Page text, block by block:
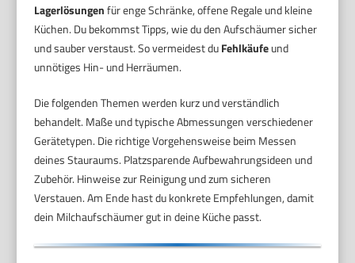
Lagerlösungenfür enge Schränke, offene Regale und kleine
Küchen. Du bekommst Tipps, wie du den Aufschäumer sicher
und sauber verstaust. So vermeidest duFehlkäufeund
unnötiges Hin- und Herräumen.
Die folgenden Themen werden kurz und verständlich
behandelt. Maße und typische Abmessungen verschiedener
Gerätetypen. Die richtige Vorgehensweise beim Messen
deines Stauraums. Platzsparende Aufbewahrungsideen und
Zubehör. Hinweise zur Reinigung und zum sicheren
Verstauen. Am Ende hast du konkrete Empfehlungen, damit
dein Milchaufschäumer gut in deine Küche passt.